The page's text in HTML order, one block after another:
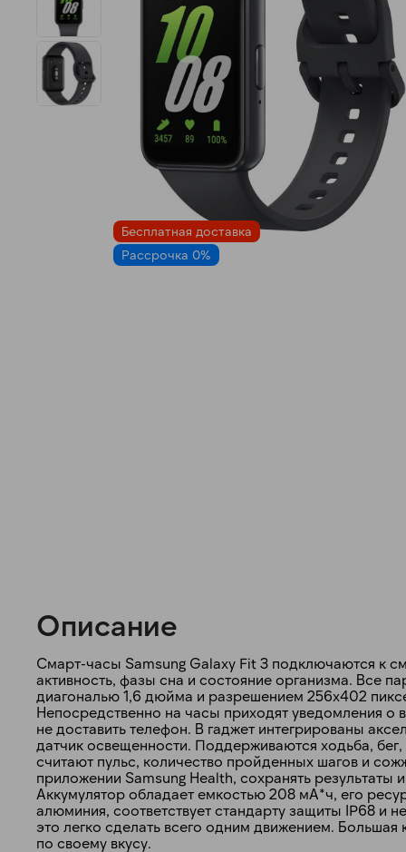
Бесплатная доставка
Рассрочка 0%
Описание
Смарт-часы Samsung Galaxy Fit 3 подключаются к
активность, фазы сна и состояние организма. Все
диагональю 1,6 дюйма и разрешением 256х402
Непосредственно на часы приходят уведомления о
не доставить телефон. В гаджет интегрированы
датчик освещенности. Поддерживаются ходьба,
считают пульс, количество пройденных шагов и
приложении Samsung Health, сохранять результаты и
Аккумулятор обладает емкостью 208 мА*ч, его
алюминия, соответствует стандарту защиты IP68 и
это легко сделать всего одним движением.
по своему вкусу.